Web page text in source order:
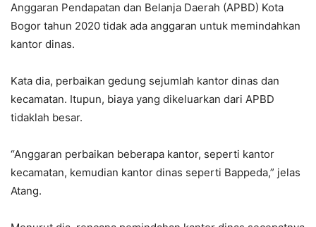
Anggaran Pendapatan dan Belanja Daerah (APBD) Kota
Bogor tahun 2020 tidak ada anggaran untuk memindahkan
kantor dinas.
Kata dia, perbaikan gedung sejumlah kantor dinas dan
kecamatan. Itupun, biaya yang dikeluarkan dari APBD
tidaklah besar.
“Anggaran perbaikan beberapa kantor, seperti kantor
kecamatan, kemudian kantor dinas seperti Bappeda,” jelas
Atang.